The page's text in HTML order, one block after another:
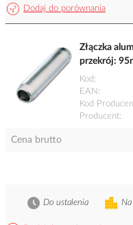
Dodaj do porównania
Złączka
przekrój:
Kod
EAN
Kod
Producent
Cena brutto
Na
Do ustalenia